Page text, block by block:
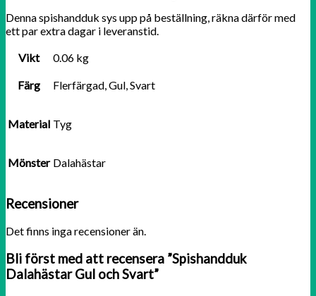
Denna spishandduk sys upp på beställning, räkna därför med
ett par extra dagar i leveranstid.
Vikt
0.06 kg
Färg Flerfärgad, Gul, Svart
Material Tyg
Mönster Dalahästar
Recensioner
Det finns inga recensioner än.
Bli först med att recensera ”Spishandduk
Dalahästar Gul och Svart”